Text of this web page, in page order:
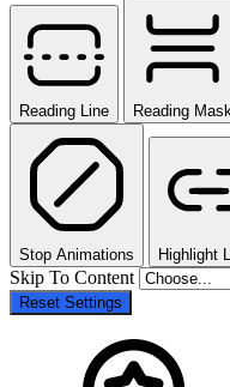
Reading Line Reading Mask
Stop Animations Highlight
Skip To Content
Reset Settings